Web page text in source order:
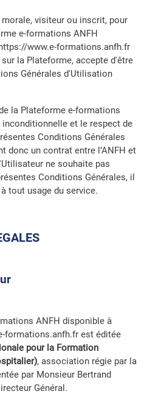
visiteur ou inscrit, pour
e-formations ANFH
www.e-formations.anfh.fr
la Plateforme, accepte d'être
Générales d'Utilisation
la Plateforme e-formations
et le respect de
Conditions Générales
donc un contrat entre l’ANFH et
ne souhaite pas
Conditions Générales, il
tout usage du service.
ANFH disponible à
formations.anfh.fr est éditée
pour la Formation
, association régie par la
par Monsieur Bertrand
Général.